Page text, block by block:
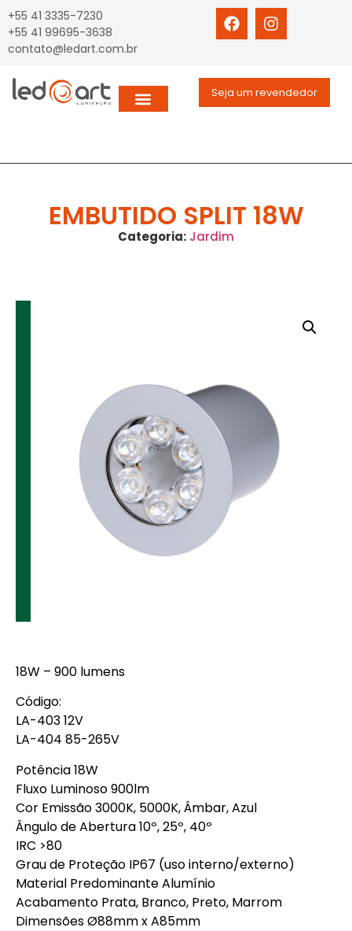
+55 41 3335-7230
+55 41 99695-3638
contato@ledart.com.br
Seja um revendedor
EMBUTIDO SPLIT 18W
Categoria: Jardim
18W – 900 lumens
Código:
LA-403 12V
LA-404 85-265V
Potência 18W
Fluxo Luminoso 900lm
Cor Emissão 3000K, 5000K, Âmbar, Azul
Ângulo de Abertura 10º, 25º, 40º
IRC >80
Grau de Proteção IP67 (uso interno/externo)
Material Predominante Alumínio
Acabamento Prata, Branco, Preto, Marrom
Dimensões Ø88mm x A85mm